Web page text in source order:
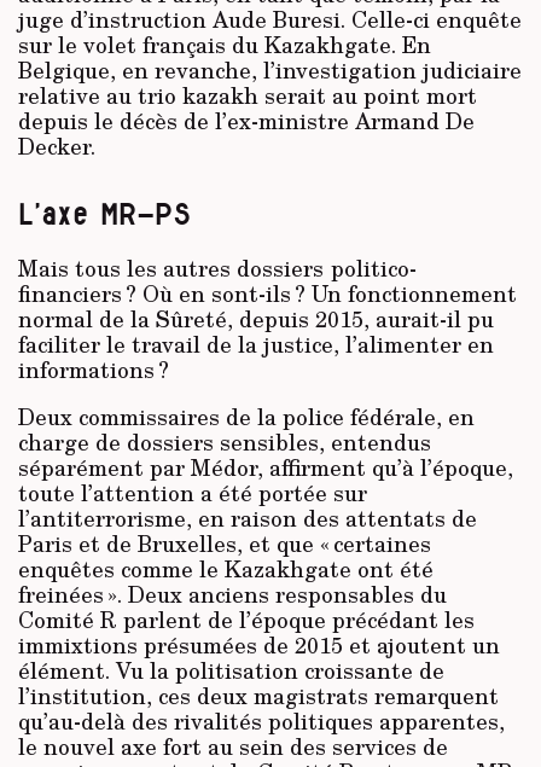
juge d’instruction Aude Buresi. Celle-ci enquête
sur le volet français du Kazakhgate. En
Belgique, en revanche, l’investigation judiciaire
relative au trio kazakh serait au point mort
depuis le décès de l’ex-ministre Armand De
Decker.
L’axe MR-PS
Mais tous les autres dossiers politico-
financiers ? Où en sont-ils ? Un fonctionnement
normal de la Sûreté, depuis 2015, aurait-il pu
faciliter le travail de la justice, l’alimenter en
informations ?
Deux commissaires de la police fédérale, en
charge de dossiers sensibles, entendus
séparément par Médor, affirment qu’à l’époque,
toute l’attention a été portée sur
l’antiterrorisme, en raison des attentats de
Paris et de Bruxelles, et que « certaines
enquêtes comme le Kazakhgate ont été
freinées ». Deux anciens responsables du
Comité R parlent de l’époque précédant les
immixtions présumées de 2015 et ajoutent un
élément. Vu la politisation croissante de
l’institution, ces deux magistrats remarquent
qu’au-delà des rivalités politiques apparentes,
le nouvel axe fort au sein des services de